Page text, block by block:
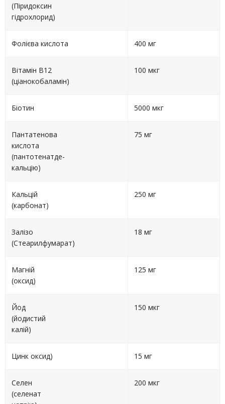
(Піридоксин
гідрохлорид)
Фолієва кислота 400 мг
Вітамін В12
(ціанокобаламін)
100 мкг
Біотин 5000 мкг
Пантатенова
кислота
(пантотенатде-
кальцію)
75 мг
Кальцій
(карбонат)
250 мг
Залізо
(Стеарилфумарат)
18 мг
Магній
(оксид)
125 мг
Йод
(йодистий
калій)
150 мкг
Цинк оксид) 15 мг
Селен
(селенат
200 мкг